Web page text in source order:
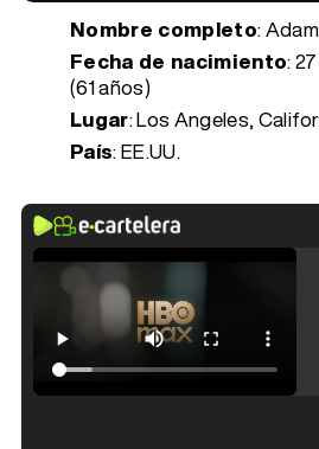
Nombre completo:
Fecha de nacimiento:
(61 años)
Lugar: Los Angeles,
País: EE.UU.